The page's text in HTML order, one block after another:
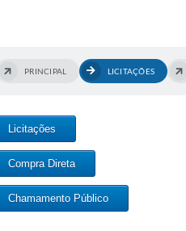
PRINCIPAL LICITAÇÕES
Licitações
Compra Direta
Chamamento Público